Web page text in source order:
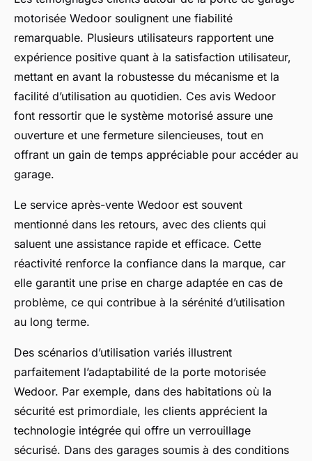
motorisée Wedoor soulignent une fiabilité
remarquable. Plusieurs utilisateurs rapportent une
expérience positive quant à la satisfaction utilisateur,
mettant en avant la robustesse du mécanisme et la
facilité d’utilisation au quotidien. Ces avis Wedoor
font ressortir que le système motorisé assure une
ouverture et une fermeture silencieuses, tout en
offrant un gain de temps appréciable pour accéder au
garage.
Le service après-vente Wedoor est souvent
mentionné dans les retours, avec des clients qui
saluent une assistance rapide et efficace. Cette
réactivité renforce la confiance dans la marque, car
elle garantit une prise en charge adaptée en cas de
problème, ce qui contribue à la sérénité d’utilisation
au long terme.
Des scénarios d’utilisation variés illustrent
parfaitement l’adaptabilité de la porte motorisée
Wedoor. Par exemple, dans des habitations où la
sécurité est primordiale, les clients apprécient la
technologie intégrée qui offre un verrouillage
sécurisé. Dans des garages soumis à des conditions